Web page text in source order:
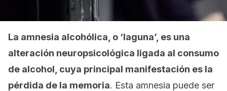
La amnesia alcohólica, o ‘laguna’, es una
alteración neuropsicológica ligada al consumo
de alcohol, cuya principal manifestación es la
pérdida de la memoria. Esta amnesia puede ser